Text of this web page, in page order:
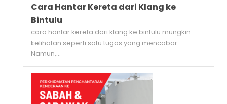
Cara Hantar Kereta dari Klang ke
Bintulu
cara hantar kereta dari klang ke bintulu mungkin
kelihatan seperti satu tugas yang mencabar.
Namun,...